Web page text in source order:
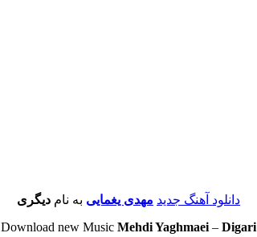
دانلود آهنگ جدید مهدی یغمایی به نام دیگری
Download new Music Mehdi Yaghmaei – Digari